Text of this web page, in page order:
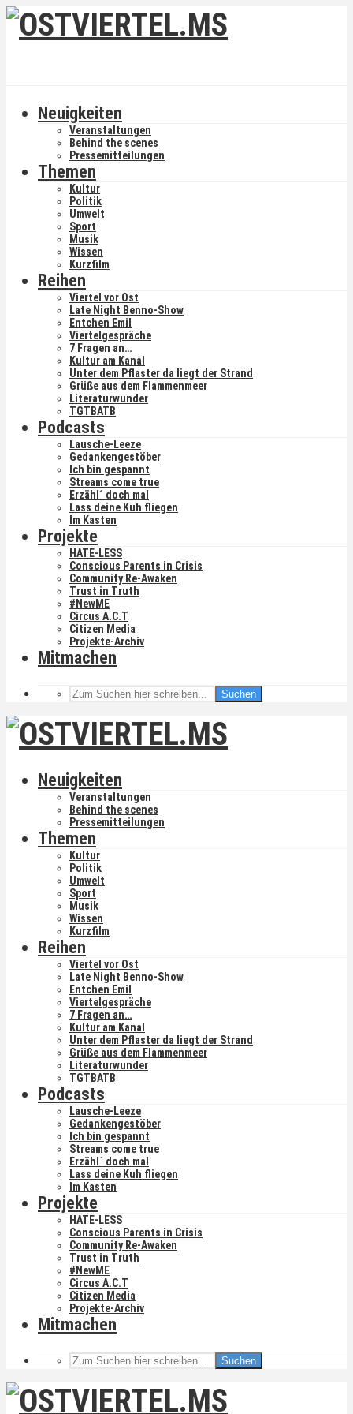
Neuigkeiten
Veranstaltungen
Behind the scenes
Pressemitteilungen
Themen
Kultur
Politik
Umwelt
Sport
Musik
Wissen
Kurzfilm
Reihen
Viertel vor Ost
Late Night Benno-Show
Entchen Emil
Viertelgespräche
7 Fragen an…
Kultur am Kanal
Unter dem Pflaster da liegt der Strand
Grüße aus dem Flammenmeer
Literaturwunder
TGTBATB
Podcasts
Lausche-Leeze
Gedankengestöber
Ich bin gespannt
Streams come true
Erzähl´ doch mal
Lass deine Kuh fliegen
Im Kasten
Projekte
HATE-LESS
Conscious Parents in Crisis
Community Re-Awaken
Trust in Truth
#NewME
Circus A.C.T
Citizen Media
Projekte-Archiv
Mitmachen
Suchen
Neuigkeiten
Veranstaltungen
Behind the scenes
Pressemitteilungen
Themen
Kultur
Politik
Umwelt
Sport
Musik
Wissen
Kurzfilm
Reihen
Viertel vor Ost
Late Night Benno-Show
Entchen Emil
Viertelgespräche
7 Fragen an…
Kultur am Kanal
Unter dem Pflaster da liegt der Strand
Grüße aus dem Flammenmeer
Literaturwunder
TGTBATB
Podcasts
Lausche-Leeze
Gedankengestöber
Ich bin gespannt
Streams come true
Erzähl´ doch mal
Lass deine Kuh fliegen
Im Kasten
Projekte
HATE-LESS
Conscious Parents in Crisis
Community Re-Awaken
Trust in Truth
#NewME
Circus A.C.T
Citizen Media
Projekte-Archiv
Mitmachen
Suchen